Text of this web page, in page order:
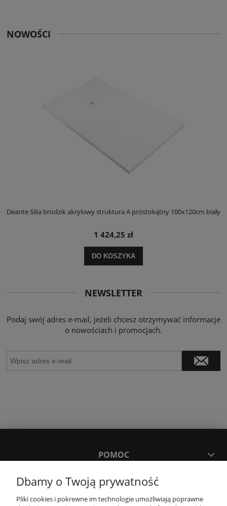
NOWOŚCI
Deante Silia brodzik akrylowy struktura A prostokątny 100x120cm biały
1 424,25 zł
DO KOSZYKA
NEWSLETTER
Podaj swój adres e-mail, jeżeli chcesz otrzymywać informacje
o nowościach i promocjach.
POMOC
MOJE KONTO
Dbamy o Twoją prywatność
Pliki cookies i pokrewne im technologie umożliwiają poprawne